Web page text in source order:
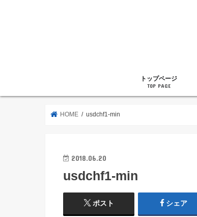
トップページ
TOP PAGE
HOME usdchf1-min
2018.06.20
usdchf1-min
ポスト シェア